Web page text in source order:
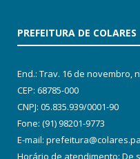
PREFEITURA DE COLARES
End.: Trav. 16 de novembro,
CEP: 68785-000
CNPJ: 05.835.939/0001-90
Fone: (91) 98201-9773
E-mail:
Horário de atendimento: De